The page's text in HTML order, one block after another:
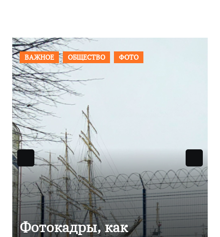
ПРОИСШЕСТВИЯ
Фоторепортаж